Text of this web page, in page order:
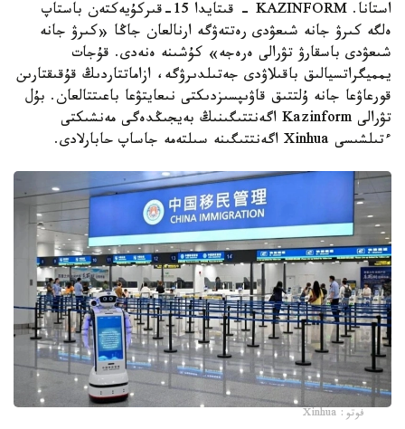
استانا. KAZINFORM - قىتايدا 15-قىركۇيەكتەن باستاپ
ەلگە كىرۋ جانە شىعۋدى رەتتەۋگە ارنالعان جاڭا «كىرۋ جانە
شىعۋدى باسقارۋ تۋرالى ەرەجە» كۇشىنە ەنەدى. قۇجات
يمميگراتسيالىق باقىلاۋدى جەتىلدىرۋگە، ازاماتتاردىڭ قۇقىقتارىن
قورعاۋعا جانە ۇلتتىق قاۋىپسىزدىكتى نىعايتۋعا باعىتتالعان. بۇل
تۋرالى Kazinform اگەنتتىگىنىڭ بەيجىڭدەگى مەنشىكتى
ءتىلشىسى Xinhua اگەنتتىگىنە سىلتەمە جاساپ حابارلادى.
فوتو: Xinhua